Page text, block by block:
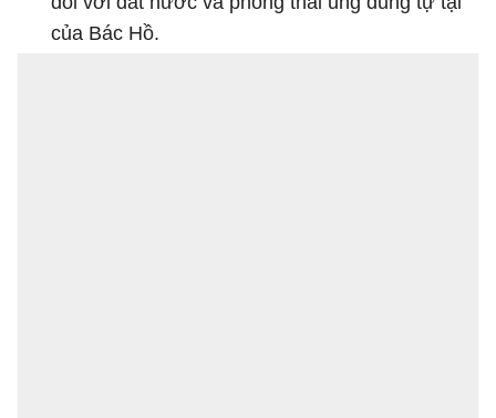
của Bác Hồ.